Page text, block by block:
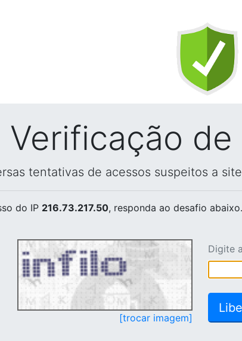
Verificação
tentativas de acessos suspeitos a
do IP 216.73.217.50, responda ao desafio abaixo.
[trocar imagem]
Digite